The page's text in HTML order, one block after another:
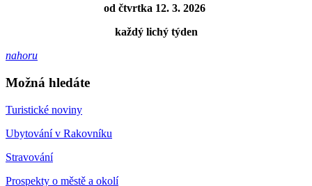
od čtvrtka 12. 3. 2026
každý lichý týden
nahoru
Možná hledáte
Turistické noviny
Ubytování v Rakovníku
Stravování
Prospekty o městě a okolí